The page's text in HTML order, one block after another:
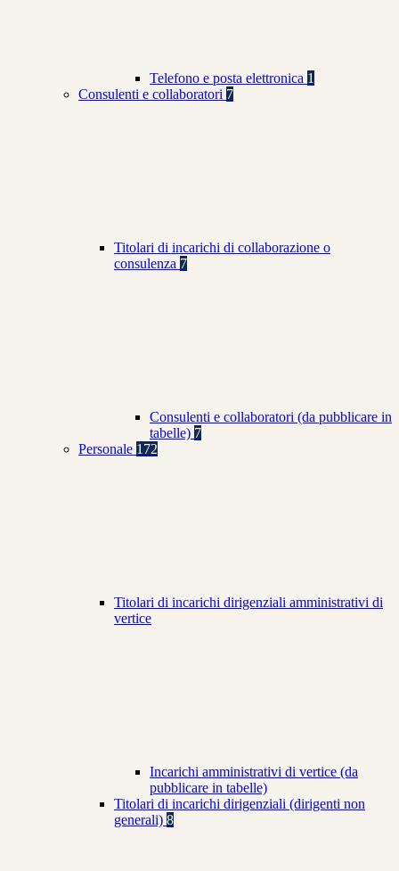
Telefono e posta elettronica 1
Consulenti e collaboratori 7
Titolari di incarichi di collaborazione o
consulenza 7
Consulenti e collaboratori (da pubblicare in
tabelle) 7
Personale 172
Titolari di incarichi dirigenziali amministrativi di
vertice
Incarichi amministrativi di vertice (da
pubblicare in tabelle)
Titolari di incarichi dirigenziali (dirigenti non
generali) 8